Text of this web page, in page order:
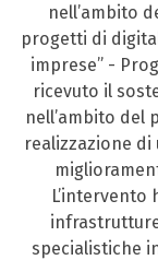
nell’ambito
progetti di
imprese” -
ricevuto il
nell’ambito del
realizzazione
L’intervento
specialistiche